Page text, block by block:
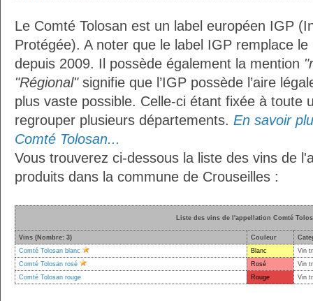
Le Comté Tolosan est un label européen IGP
Protégée). A noter que le label IGP remplace
depuis 2009. Il possède également la mention
"Régional"signifie que l’IGP possède l’aire
plus vaste possible. Celle-ci étant fixée à toute
regrouper plusieurs départements. En savoir
Comté Tolosan...
Vous trouverez ci-dessous la liste des vins de
produits dans la commune de Crouseilles :
Liste des vins de l'appellation Comté
Vins (Nombre: 3) Couleur
Comté Tolosan blanc
Blanc
Vin
Comté Tolosan rosé
Rosé
Vin
Comté Tolosan rouge
Rouge Vin